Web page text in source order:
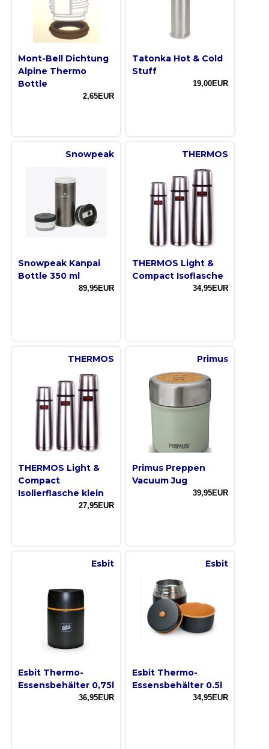
Mont-Bell Dichtung
Alpine Thermo
Bottle
2,65EUR
Tatonka Hot & Cold
Stuff
19,00EUR
Snowpeak
Snowpeak Kanpai
Bottle 350 ml
89,95EUR
THERMOS
THERMOS Light &
Compact Isoflasche
34,95EUR
THERMOS
THERMOS Light &
Compact
Isolierflasche klein
27,95EUR
Primus
Primus Preppen
Vacuum Jug
39,95EUR
Esbit
Esbit Thermo-
Essensbehälter 0,75l
36,95EUR
Esbit
Esbit Thermo-
Essensbehälter 0.5l
34,95EUR